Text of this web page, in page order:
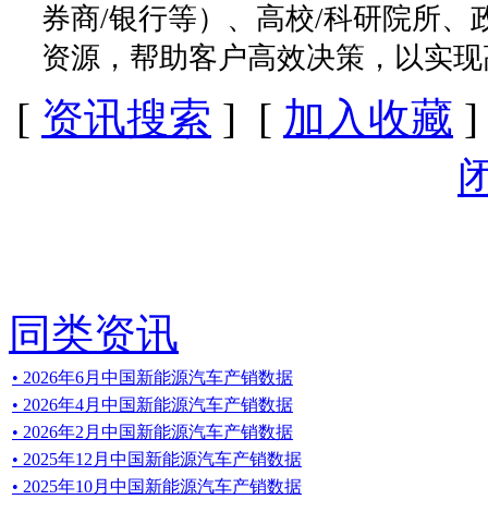
券商/银行等）、高校/科研院所、
资源，帮助客户高效决策，以实
[ 资讯搜索 ] [ 加入收藏
同类资讯
• 2026年6月中国新能源汽车产销数据
• 2026年4月中国新能源汽车产销数据
• 2026年2月中国新能源汽车产销数据
• 2025年12月中国新能源汽车产销数据
• 2025年10月中国新能源汽车产销数据